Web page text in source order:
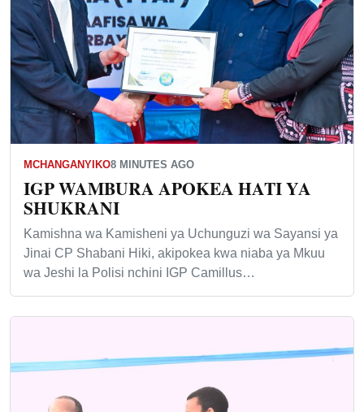
MCHANGANYIKO8 MINUTES AGO
IGP WAMBURA APOKEA HATI YA
SHUKRANI
Kamishna wa Kamisheni ya Uchunguzi wa Sayansi ya
Jinai CP Shabani Hiki, akipokea kwa niaba ya Mkuu
wa Jeshi la Polisi nchini IGP Camillus…